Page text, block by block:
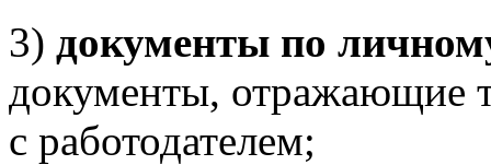
3) документы по
документы, отражающие
с работодателем;